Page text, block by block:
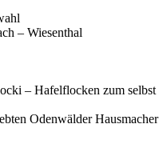
– Wiesenthal
– Hafelflocken zum selbst
Odenwälder Hausmacher